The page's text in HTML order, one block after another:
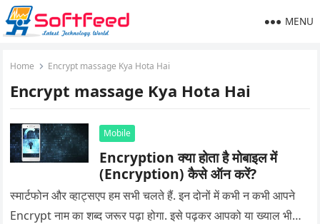
MENU
Home Encrypt massage Kya Hota Hai
Encrypt massage Kya Hota Hai
Mobile
Encryption क्या होता है मोबाइल में
(Encryption) कैसे ऑन करें?
स्मार्टफोन और व्हाट्सएप हम सभी चलते हैं. इन दोनों में कभी न कभी आपने
Encrypt नाम का शब्द जरूर पढ़ा होगा. इसे पढ़कर आपको या ख्याल भी…